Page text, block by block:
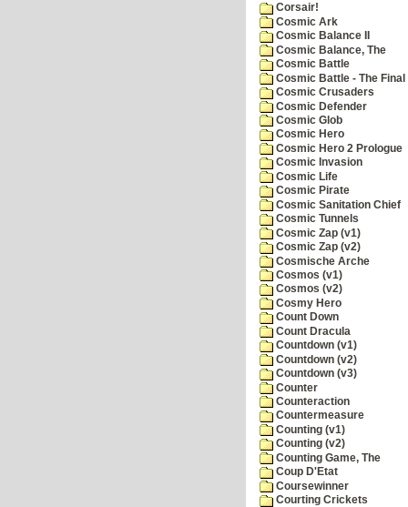
Corsair!
Cosmic Ark
Cosmic Balance II
Cosmic Balance, The
Cosmic Battle
Cosmic Battle - The
Cosmic Crusaders
Cosmic Defender
Cosmic Glob
Cosmic Hero
Cosmic Hero 2 Prologue
Cosmic Invasion
Cosmic Life
Cosmic Pirate
Cosmic Sanitation Chief
Cosmic Tunnels
Cosmic Zap (v1)
Cosmic Zap (v2)
Cosmische Arche
Cosmos (v1)
Cosmos (v2)
Cosmy Hero
Count Down
Count Dracula
Countdown (v1)
Countdown (v2)
Countdown (v3)
Counter
Counteraction
Countermeasure
Counting (v1)
Counting (v2)
Counting Game, The
Coup D'Etat
Coursewinner
Courting Crickets